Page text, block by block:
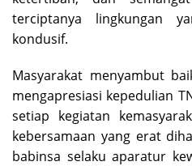
terciptanya lingkungan
kondusif.
Masyarakat menyambut
mengapresiasi kepedulian
setiap kegiatan
kebersamaan yang erat
babinsa selaku aparatur